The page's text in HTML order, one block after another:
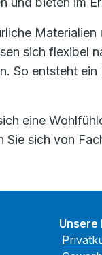
sich flexibel
So entsteht
eine
sich von
Unsere